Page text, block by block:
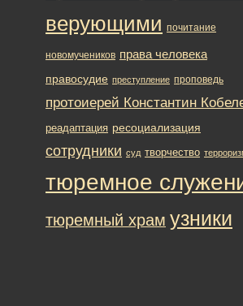
верующими почитание
новомучеников права человека
правосудие преступление проповедь
протоиерей Константин
реадаптация ресоциализация
сотрудники суд творчество
тюремное
тюремный храм узники